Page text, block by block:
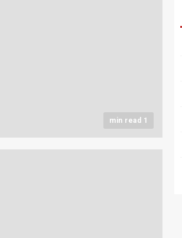
1 min read